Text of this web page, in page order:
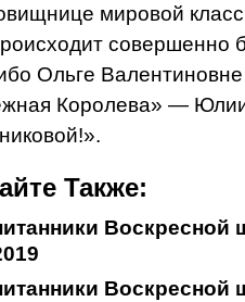
мировой
совершенно
Ольге
Королева» —
Также: